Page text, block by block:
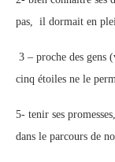
pas, il dormait en
3 – proche des gens
cinq étoiles ne le
5- tenir ses
dans le parcours de